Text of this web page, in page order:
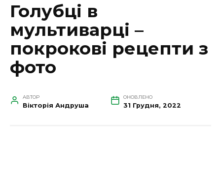
Голубці в
мультиварці –
покрокові рецепти з
фото
АВТОР
Вікторія Андруша
ОНОВЛЕНО
31 Грудня, 2022